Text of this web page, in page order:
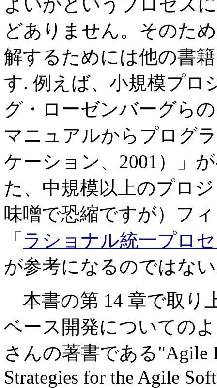
どありません。そのた
解するためには他の書
す. 例えば、小規模プロ
グ・ローゼンバーグら
マニュアルからプログ
ケーション、2001）」
た、中規模以上のプロ
味噌で恐縮ですが）フ
「 ラショナル統一プロ
が参考になるのではな
本書の第 14 章で取り
ベース開発についての
さんの著書である"Agile
Strategies for the Agile